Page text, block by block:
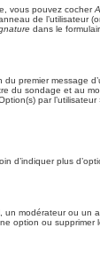
vous pouvez cocher
de l’utilisateur
dans le
premier message
du sondage et au
par
d’indiquer plus
modérateur ou un
option ou